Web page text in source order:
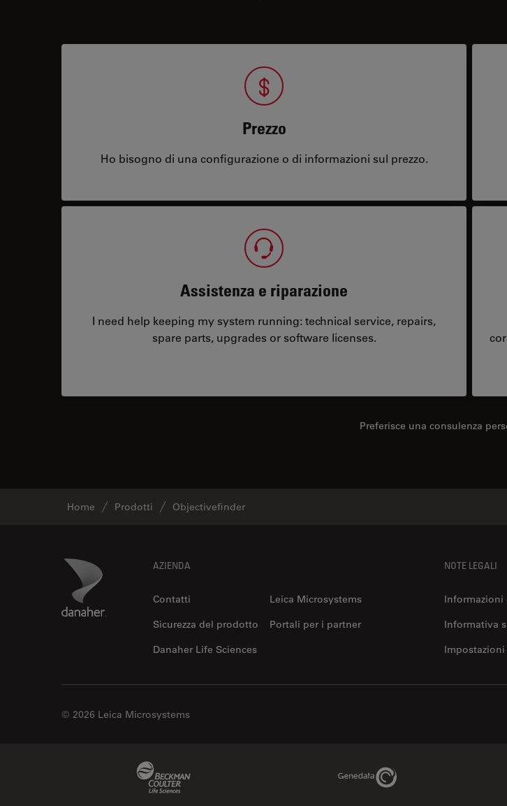
Prezzo
Ho bisogno di una configurazione o di informazioni sul prezzo.
Assistenza e riparazione
I need help keeping my system running: technical service, repairs,
spare parts, upgrades or software licenses.
Preferisce una consulenza
Home Prodotti Objectivefinder
Danaher Logo AZIENDA
Contatti
Leica Microsystems
Sicurezza del prodotto
Portali per i partner
Danaher Life Sciences
NOTE LEGALI
Informazioni
Informativa
Impostazioni
© 2026 Leica Microsystems
Genedata Link